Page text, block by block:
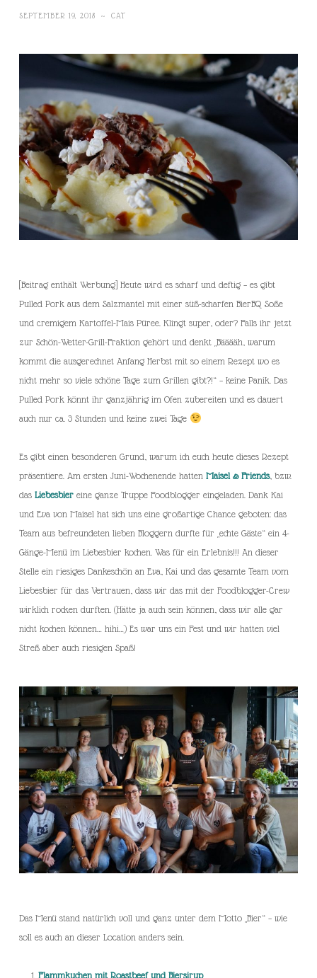
SEPTEMBER 19, 2018 ~ CAT
[Beitrag enthält Werbung] Heute wird es scharf und deftig – es gibt
Pulled Pork aus dem Salzmantel mit einer süß-scharfen BierBQ Soße
und cremigem Kartoffel-Mais Püree. Klingt super, oder? Falls ihr jetzt
zur Schön-Wetter-Grill-Fraktion gehört und denkt „Bääääh, warum
kommt die ausgerechnet Anfang Herbst mit so einem Rezept wo es
nicht mehr so viele schöne Tage zum Grillen gibt?!“ – keine Panik. Das
Pulled Pork könnt ihr ganzjährig im Ofen zubereiten und es dauert
auch nur ca. 3 Stunden und keine zwei Tage
Es gibt einen besonderen Grund, warum ich euch heute dieses Rezept
präsentiere. Am ersten Juni-Wochenende hatten Maisel & Friends, bzw.
das Liebesbier eine ganze Truppe Foodblogger eingeladen. Dank Kai
und Eva von Maisel hat sich uns eine großartige Chance geboten: das
Team aus befreundeten lieben Bloggern durfte für „echte Gäste“ ein 4-
Gänge-Menü im Liebesbier kochen. Was für ein Erlebnis!!! An dieser
Stelle ein riesiges Dankeschön an Eva, Kai und das gesamte Team vom
Liebesbier für das Vertrauen, dass wir das mit der Foodblogger-Crew
wirklich rocken durften. (Hätte ja auch sein können, dass wir alle gar
nicht kochen können… hihi…) Es war uns ein Fest und wir hatten viel
Streß aber auch riesigen Spaß!
Das Menü stand natürlich voll und ganz unter dem Motto „Bier“ – wie
soll es auch an dieser Location anders sein.
Flammkuchen mit Roastbeef und Biersirup